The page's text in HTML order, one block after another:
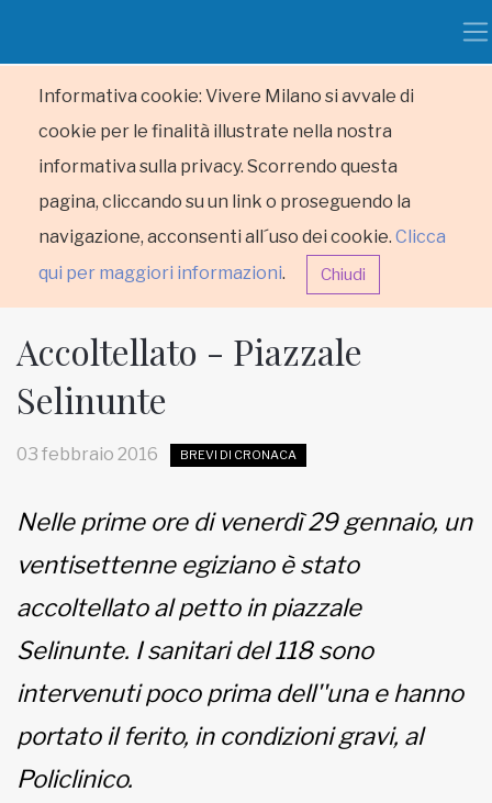
Informativa cookie: Vivere Milano si avvale di
cookie per le finalità illustrate nella nostra
informativa sulla privacy. Scorrendo questa
pagina, cliccando su un link o proseguendo la
navigazione, acconsenti all´uso dei cookie. Clicca
qui per maggiori informazioni. Chiudi
HOME
MUNICIPI
Inviateci le vostre segnalazioni
www.viveremilano.info
Bernardis
Imbonati, 89 20159 Milano (Italia)
Accoltellato - Piazzale
Selinunte
03 febbraio 2016 BREVI DI CRONACA
Nelle prime ore di venerdì 29 gennaio, un
ventisettenne egiziano è stato
accoltellato al petto in piazzale
Selinunte. I sanitari del 118 sono
intervenuti poco prima dell''una e hanno
portato il ferito, in condizioni gravi, al
Policlinico.